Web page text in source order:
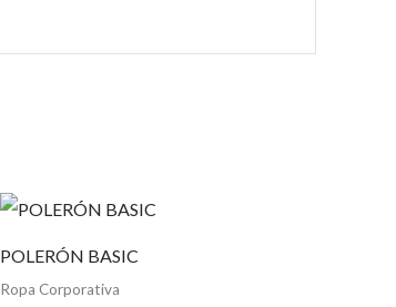
POLERÓN BASIC
Ropa Corporativa